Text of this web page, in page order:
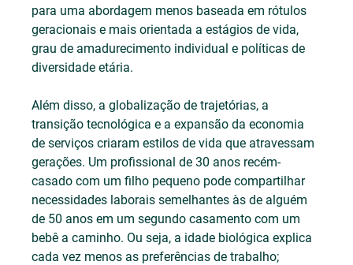
para uma abordagem menos baseada em rótulos
geracionais e mais orientada a estágios de vida,
grau de amadurecimento individual e políticas de
diversidade etária.
Além disso, a globalização de trajetórias, a
transição tecnológica e a expansão da economia
de serviços criaram estilos de vida que atravessam
gerações. Um profissional de 30 anos recém-
casado com um filho pequeno pode compartilhar
necessidades laborais semelhantes às de alguém
de 50 anos em um segundo casamento com um
bebê a caminho. Ou seja, a idade biológica explica
cada vez menos as preferências de trabalho;